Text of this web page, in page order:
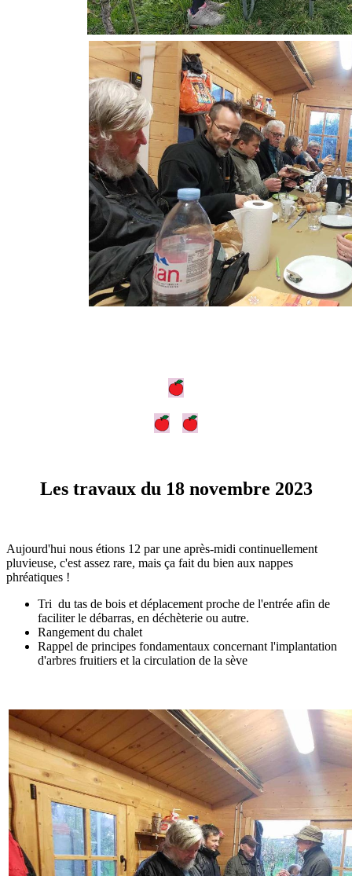
Les travaux du 18 novembre 2023
Aujourd'hui nous étions 12 par une après-midi continuellement
pluvieuse, c'est assez rare, mais ça fait du bien aux nappes
phréatiques !
Tri du tas de bois et déplacement proche de l'entrée afin de
faciliter le débarras, en déchèterie ou autre.
Rangement du chalet
Rappel de principes fondamentaux concernant l'implantation
d'arbres fruitiers et la circulation de la sève